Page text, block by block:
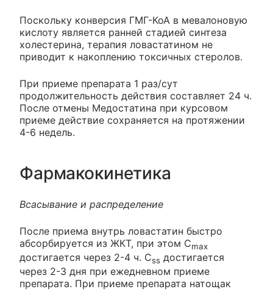
Поскольку конверсия ГМГ-КоА в мевалоновую
кислоту является ранней стадией синтеза
холестерина, терапия ловастатином не
приводит к накоплению токсичных стеролов.
При приеме препарата 1 раз/сут
продолжительность действия составляет 24 ч.
После отмены Медостатина при курсовом
приеме действие сохраняется на протяжении
4-6 недель.
Фармакокинетика
Всасывание и распределение
После приема внутрь ловастатин быстро
абсорбируется из ЖКТ, при этом Cmax
достигается через 2-4 ч. Css достигается
через 2-3 дня при ежедневном приеме
препарата. При приеме препарата натощак